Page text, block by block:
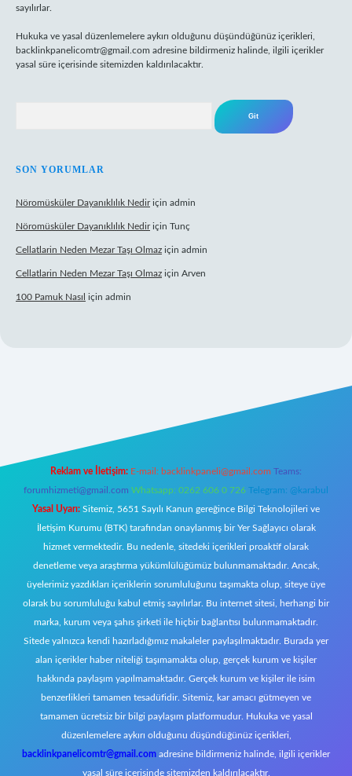
sayılırlar.
Hukuka ve yasal düzenlemelere aykırı olduğunu düşündüğünüz içerikleri,
backlinkpanelicomtr@gmail.com adresine bildirmeniz halinde, ilgili içerikler
yasal süre içerisinde sitemizden kaldırılacaktır.
SON YORUMLAR
Nöromüsküler Dayanıklılık Nediriçin admin
Nöromüsküler Dayanıklılık Nediriçin Tunç
Cellatlarin Neden Mezar Taşı Olmaz için admin
Cellatlarin Neden Mezar Taşı Olmaz için Arven
100 Pamuk Nasıl için admin
Reklam ve İletişim: E-mail: backlinkpaneli@gmail.com Teams:
forumhizmeti@gmail.com Whatsapp: 0262 606 0 726 Telegram: @karabul
Yasal Uyarı: Sitemiz, 5651 Sayılı Kanun gereğince Bilgi Teknolojileri ve
İletişim Kurumu (BTK) tarafından onaylanmış bir Yer Sağlayıcı olarak
hizmet vermektedir. Bu nedenle, sitedeki içerikleri proaktif olarak
denetleme veya araştırma yükümlülüğümüz bulunmamaktadır. Ancak,
üyelerimiz yazdıkları içeriklerin sorumluluğunu taşımakta olup, siteye üye
olarak bu sorumluluğu kabul etmiş sayılırlar. Bu internet sitesi, herhangi bir
marka, kurum veya şahıs şirketi ile hiçbir bağlantısı bulunmamaktadır.
Sitede yalnızca kendi hazırladığımız makaleler paylaşılmaktadır. Burada yer
alan içerikler haber niteliği taşımamakta olup, gerçek kurum ve kişiler
hakkında paylaşım yapılmamaktadır. Gerçek kurum ve kişiler ile isim
benzerlikleri tamamen tesadüfidir. Sitemiz, kar amacı gütmeyen ve
tamamen ücretsiz bir bilgi paylaşım platformudur. Hukuka ve yasal
düzenlemelere aykırı olduğunu düşündüğünüz içerikleri,
backlinkpanelicomtr@gmail.com adresine bildirmeniz halinde, ilgili içerikler
yasal süre içerisinde sitemizden kaldırılacaktır.